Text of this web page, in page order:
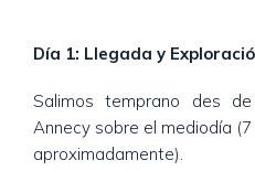
Día 1: Llegada y
Salimos temprano des
Annecy sobre el mediodía
aproximadamente).